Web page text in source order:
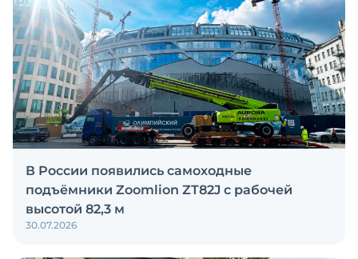
В России появились самоходные
подъёмники Zoomlion ZT82J с рабочей
высотой 82,3 м
30.07.2026